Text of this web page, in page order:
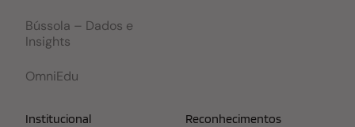
Bússola – Dados e
Insights
OmniEdu
Institucional Reconhecimentos